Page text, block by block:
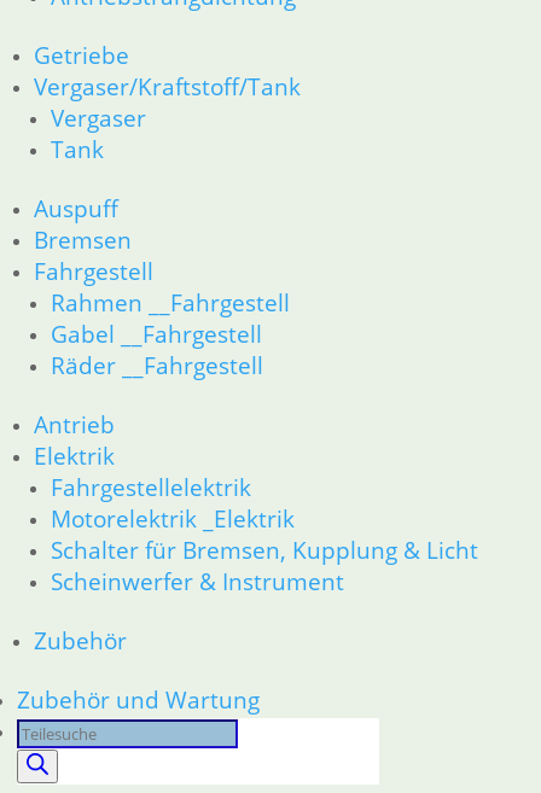
Getriebe
Vergaser/Kraftstoff/Tank
Vergaser
Tank
Auspuff
Bremsen
Fahrgestell
Rahmen __Fahrgestell
Gabel __Fahrgestell
Räder __Fahrgestell
Antrieb
Elektrik
Fahrgestellelektrik
Motorelektrik _Elektrik
Schalter für Bremsen, Kupplung & Licht
Scheinwerfer & Instrument
Zubehör
Zubehör und Wartung
Products
search
26 Kardanwelle
32 Lenkung
33 Antrieb
36 Räder
46 Rahmen & Verkleidung
51 Spiegel & Schlösser __PDR80Basic
52 Sitzbank
61 Fahrzeugelektrik
62 Instrumente
63 Scheinwerfer
R80G/S R65G/S bis R80ST
Dichtungen
Zylinderkopf
Kolben/Kolbenringe
12 Motorelektrik
16 Tank
18 Auspuff
13 Vergaser
23 Getriebe
31 Telegabel
32 Lenkung
33 Antrieb
34 Bremsen